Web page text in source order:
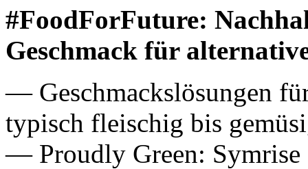
#FoodForFuture:
Geschmack für
— Geschmackslösungen
typisch fleischig bis
— Proudly Green: Symrise